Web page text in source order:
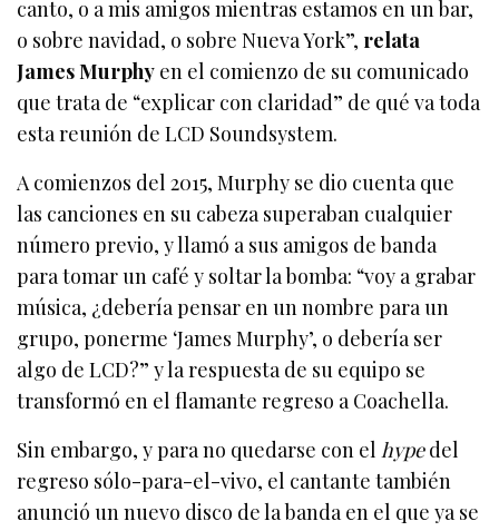
canto, o a mis amigos mientras estamos en un bar,
o sobre navidad, o sobre Nueva York”, relata
James Murphy en el comienzo de su comunicado
que trata de “explicar con claridad” de qué va toda
esta reunión de LCD Soundsystem.
A comienzos del 2015, Murphy se dio cuenta que
las canciones en su cabeza superaban cualquier
número previo, y llamó a sus amigos de banda
para tomar un café y soltar la bomba: “voy a grabar
música, ¿debería pensar en un nombre para un
grupo, ponerme ‘James Murphy’, o debería ser
algo de LCD?” y la respuesta de su equipo se
transformó en el flamante regreso a Coachella.
Sin embargo, y para no quedarse con elhypedel
regreso sólo-para-el-vivo, el cantante también
anunció un nuevo disco de la banda en el que ya se